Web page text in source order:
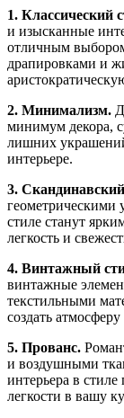
1. Классический
и изысканные
отличным
драпировками и
2. Минимализм.
минимум декора,
лишних
интерьере.
3.
геометрическими
стиле станут
легкость и
4. Винтажный
винтажные
текстильными
создать
5. Прованс.
и воздушными
интерьера в
легкости в вашу